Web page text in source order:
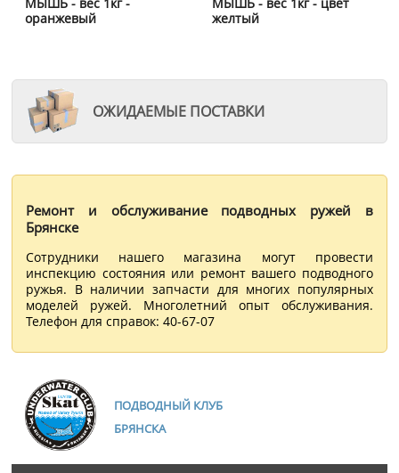
оранжевый
желтый
ОЖИДАЕМЫЕ ПОСТАВКИ
Ремонт и обслуживание подводных ружей в
Брянске
Сотрудники нашего магазина могут провести
инспекцию состояния или ремонт вашего подводного
ружья. В наличии запчасти для многих популярных
моделей ружей. Многолетний опыт обслуживания.
Телефон для справок: 40-67-07
ПОДВОДНЫЙ КЛУБ
БРЯНСКА